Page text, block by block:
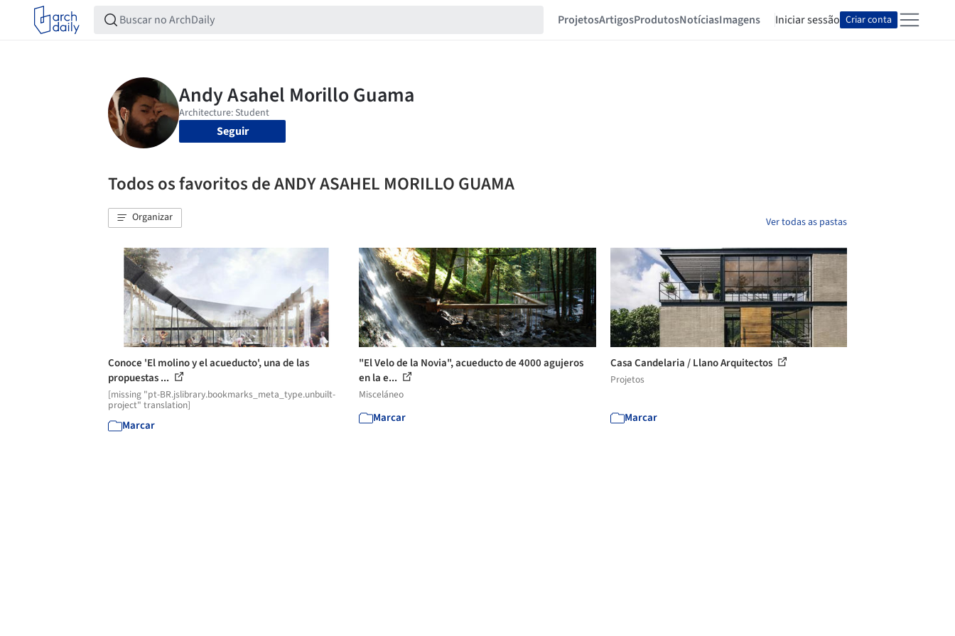
ProjetosArtigosProdutosNotíciasImagens Iniciar sessão Criar conta
Seguir
Todos os favoritos de ANDY ASAHEL MORILLO GUAMA
Organizar Ver todas as pastas
Conoce 'El molino y el acueducto', una de las
propuestas ...
[missing "pt-BR.jslibrary.bookmarks_meta_type.unbuilt-
project" translation]
Marcar
"El Velo de la Novia", acueducto de 4000 agujeros
en la e...
Misceláneo
Marcar
Casa Candelaria / Llano Arquitectos
Projetos
Marcar